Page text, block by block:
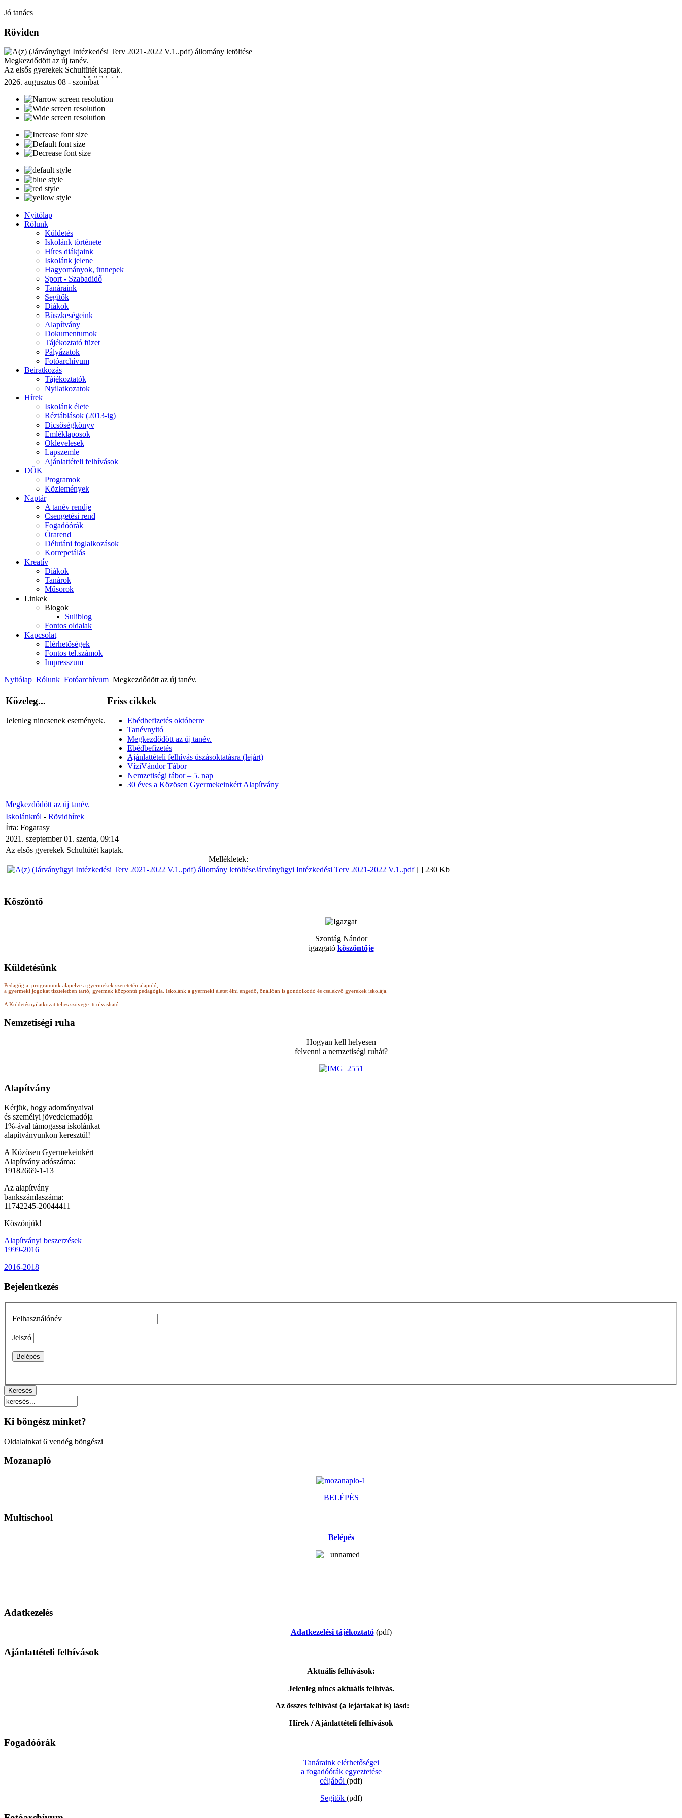
Jó tanács
Röviden
Megkezdődött az új tanév.
Az elsős gyerekek Schultütét kaptak.
Mellékletek:
2026. augusztus 08 - szombat
Nyitólap
Rólunk
Küldetés
Iskolánk története
Híres diákjaink
Iskolánk jelene
Hagyományok, ünnepek
Sport - Szabadidő
Tanáraink
Segítők
Diákok
Büszkeségeink
Alapítvány
Dokumentumok
Tájékoztató füzet
Pályázatok
Fotóarchívum
Beiratkozás
Tájékoztatók
Nyilatkozatok
Hírek
Iskolánk élete
Réztáblások (2013-ig)
Dicsőségkönyv
Emléklaposok
Oklevelesek
Lapszemle
Ajánlattételi felhívások
DÖK
Programok
Közlemények
Naptár
A tanév rendje
Csengetési rend
Fogadóórák
Órarend
Délutáni foglalkozások
Korrepetálás
Kreatív
Diákok
Tanárok
Műsorok
Linkek
Blogok
Suliblog
Fontos oldalak
Kapcsolat
Elérhetőségek
Fontos tel.számok
Impresszum
Nyitólap Rólunk Fotóarchívum Megkezdődött az új tanév.
Közeleg...
Jelenleg nincsenek események.
Friss cikkek
Ebédbefizetés októberre
Tanévnyitó
Megkezdődött az új tanév.
Ebédbefizetés
Ajánlattételi felhívás úszásoktatásra (lejárt)
VíziVándor Tábor
Nemzetiségi tábor – 5. nap
30 éves a Közösen Gyermekeinkért Alapítvány
Megkezdődött az új tanév.
Iskolánkról - Rövidhírek
Írta: Fogarasy
2021. szeptember 01. szerda, 09:14
Az elsős gyerekek Schultütét kaptak.
Mellékletek:
Járványügyi Intézkedési Terv 2021-2022 V.1..pdf [ ] 230 Kb
Köszöntő
Szontág Nándor
igazgató köszöntője
Küldetésünk
Pedagógiai programunk alapelve a gyermekek szeretetén alapuló,
a gyermeki jogokat tiszteletben tartó, gyermek központú pedagógia. Iskolánk a gyermeki életet élni engedő, önállóan is gondolkodó és cselekvő gyerekek iskolája.
A Küldetésnyilatkozat teljes szövege itt olvasható.
Nemzetiségi ruha
Hogyan kell helyesen
felvenni a nemzetiségi ruhát?
Alapítvány
Kérjük, hogy adományaival
és személyi jövedelemadója
1%-ával támogassa iskolánkat
alapítványunkon keresztül!
A Közösen Gyermekeinkért
Alapítvány adószáma:
19182669-1-13
Az alapítvány
bankszámlaszáma:
11742245-20044411
Köszönjük!
Alapítványi beszerzések
1999-2016
2016-2018
Bejelentkezés
Felhasználónév
Jelszó
Ki böngész minket?
Oldalainkat 6 vendég böngészi
Mozanapló
BELÉPÉS
Multischool
Belépés
Adatkezelés
Adatkezelési tájékoztató(pdf)
Ajánlattételi felhívások
Aktuális felhívások:
Jelenleg nincs aktuális felhívás.
Az összes felhívást (a lejártakat is) lásd:
Hírek / Ajánlattételi felhívások
Fogadóórák
Tanáraink elérhetőségei
a fogadóórák egyeztetése
céljából (pdf)
Segítők (pdf)